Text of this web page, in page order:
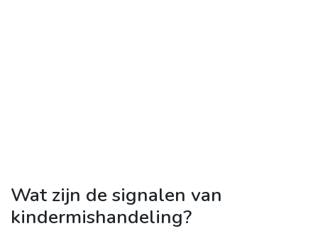
Wat zijn de signalen van
kindermishandeling?